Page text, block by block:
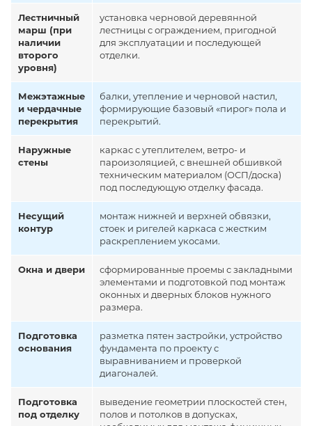
Лестничный
марш (при
наличии
второго
уровня)
установка черновой деревянной
лестницы с ограждением, пригодной
для эксплуатации и последующей
отделки.
Межэтажные
и чердачные
перекрытия
балки, утепление и черновой настил,
формирующие базовый «пирог» пола и
перекрытий.
Наружные
стены
каркас с утеплителем, ветро- и
пароизоляцией, с внешней обшивкой
техническим материалом (ОСП/доска)
под последующую отделку фасада.
Несущий
контур
монтаж нижней и верхней обвязки,
стоек и ригелей каркаса с жестким
раскреплением укосами.
Окна и двери
сформированные проемы с закладными
элементами и подготовкой под монтаж
оконных и дверных блоков нужного
размера.
Подготовка
основания
разметка пятен застройки, устройство
фундамента по проекту с
выравниванием и проверкой
диагоналей.
Подготовка
под отделку
выведение геометрии плоскостей стен,
полов и потолков в допусках,